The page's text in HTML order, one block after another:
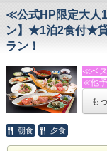
・体
・伊
・河
－－
・駐
・電
ご到
送迎
ット
がご
ヨガ
※キッ
－－
・今
・踊
・伊
≪公式HP限定大人
ン】★1泊2食付★
ラン！
≪ベス
≪他
★★★
も
朝食 夕食